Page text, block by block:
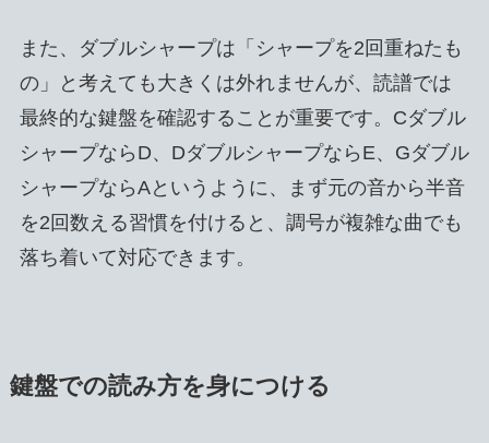
また、ダブルシャープは「シャープを2回重ねたも
の」と考えても大きくは外れませんが、読譜では
最終的な鍵盤を確認することが重要です。Cダブル
シャープならD、DダブルシャープならE、Gダブル
シャープならAというように、まず元の音から半音
を2回数える習慣を付けると、調号が複雑な曲でも
落ち着いて対応できます。
鍵盤での読み方を身につける